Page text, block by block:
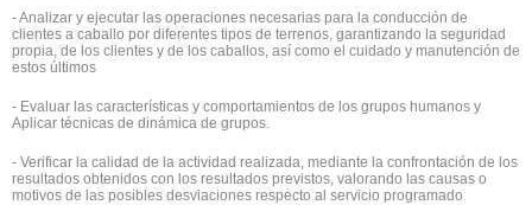
- Analizar y ejecutar las operaciones necesarias para la conducción de
clientes a caballo por diferentes tipos de terrenos, garantizando la seguridad
propia, de los clientes y de los caballos, así como el cuidado y manutención de
estos últimos
- Evaluar las características y comportamientos de los grupos humanos y
Aplicar técnicas de dinámica de grupos.
- Verificar la calidad de la actividad realizada, mediante la confrontación de los
resultados obtenidos con los resultados previstos, valorando las causas o
motivos de las posibles desviaciones respecto al servicio programado